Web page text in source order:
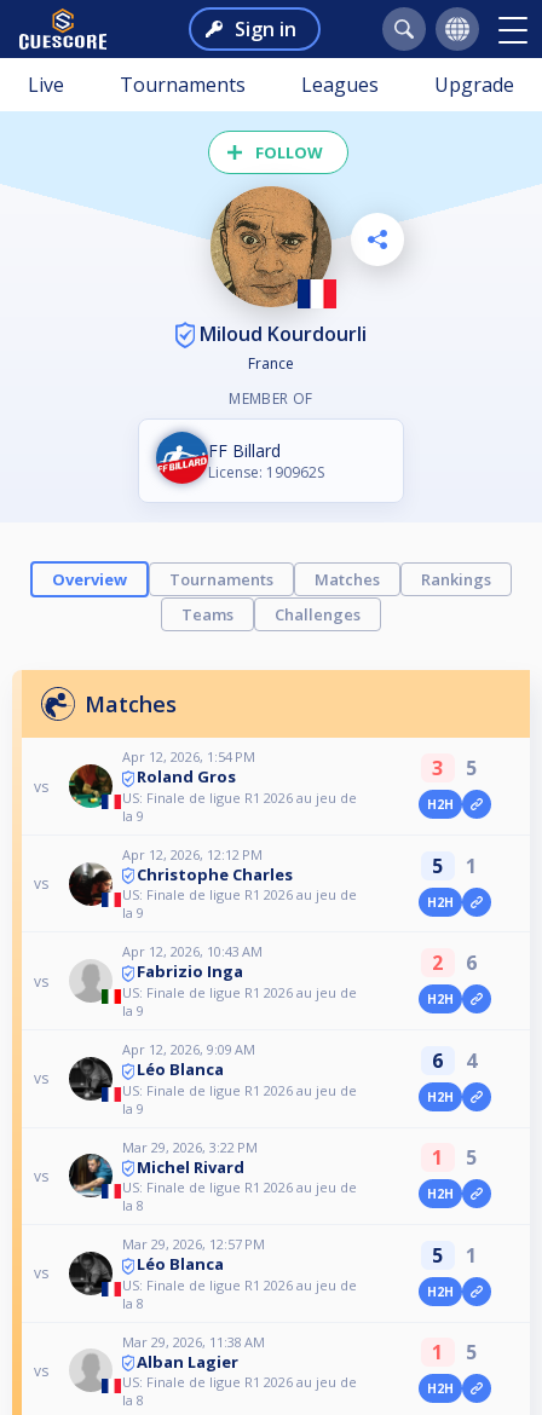
Sign in
Live Tournaments Leagues Upgrade
FOLLOW
Miloud Kourdourli
France
MEMBER OF
FF Billard
License: 190962S
Overview Tournaments Matches
Rankings
Teams
Challenges
Matches
vs
Apr 12, 2026, 1:54 PM
Roland Gros
US: Finale de ligue R1 2026 au jeu de
la 9
3 5
H2H
vs
Apr 12, 2026, 12:12 PM
Christophe Charles
US: Finale de ligue R1 2026 au jeu de
la 9
5 1
H2H
vs
Apr 12, 2026, 10:43 AM
Fabrizio Inga
US: Finale de ligue R1 2026 au jeu de
la 9
2 6
H2H
vs
Apr 12, 2026, 9:09 AM
Léo Blanca
US: Finale de ligue R1 2026 au jeu de
la 9
6 4
H2H
vs
Mar 29, 2026, 3:22 PM
Michel Rivard
US: Finale de ligue R1 2026 au jeu de
la 8
1 5
H2H
vs
Mar 29, 2026, 12:57 PM
Léo Blanca
US: Finale de ligue R1 2026 au jeu de
la 8
5 1
H2H
vs
Mar 29, 2026, 11:38 AM
Alban Lagier
US: Finale de ligue R1 2026 au jeu de
la 8
1 5
H2H